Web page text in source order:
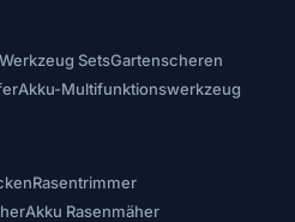
SetsGartenscheren
Akku-Multifunktionswerkzeug
Rasentrimmer
Akku Rasenmäher